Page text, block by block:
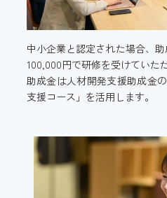
中小企業と認定された場合、
100,000円で研修を受けていた
助成金は人材開発支援助成金
支援コース」を活用します。